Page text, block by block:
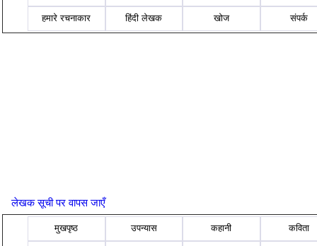
हमारे रचनाकार हिंदी लेखक खोज संपर्क
लेखक सूची पर वापस जाएँ
मुखपृष्ठ उपन्यास कहानी कविता